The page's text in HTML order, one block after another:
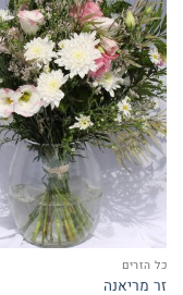
כל הזרים
זר מריאנה